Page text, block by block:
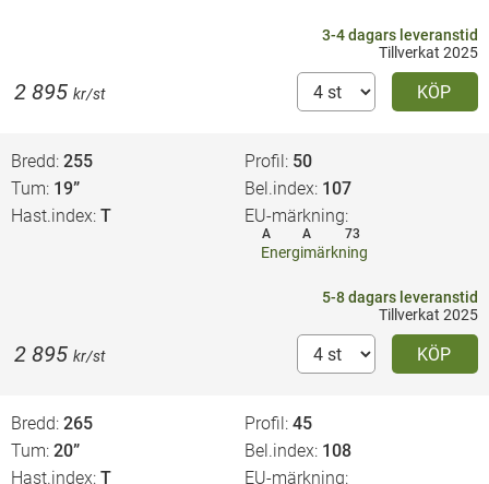
3-4 dagars leveranstid
Tillverkat 2025
KÖP
2 895 kr/st
Bredd 255 Profil 50
Tum 19” Bel.index 107
Hast.index T EU-märkning
A A 73
Energimärkning
5-8 dagars leveranstid
Tillverkat 2025
KÖP
2 895 kr/st
Bredd 265 Profil 45
Tum 20” Bel.index 108
Hast.index T EU-märkning